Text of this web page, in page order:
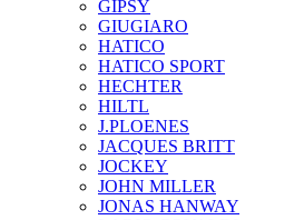
GIPSY
GIUGIARO
HATICO
HATICO SPORT
HECHTER
HILTL
J.PLOENES
JAСQUES BRITT
JOCKEY
JOHN MILLER
JONAS HANWAY